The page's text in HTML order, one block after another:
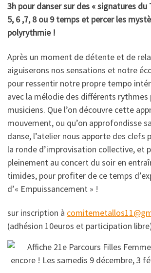
3h pour danser sur des « signatures du
5, 6 ,7, 8 ou 9 temps et percer les
polyrythmie !
Après un moment de détente et de
aiguiserons nos sensations et notre
pour ressentir notre propre tempo
avec la mélodie des différents rythmes
musiciens. Que l’on découvre cette
mouvement, ou qu’on approfondisse
danse, l’atelier nous apporte des clefs
la ronde d’improvisation collective, et
pleinement au concert du soir en
timides, pour profiter de ce temps
d’« Empuissancement » !
sur inscription à
(adhésion 10euros et participation